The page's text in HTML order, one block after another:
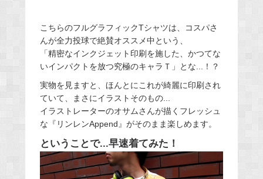
こちらのフルグラフィックTシャツは、コスパさ
んが全力投球で絶賛オススメ中という、
「精密なインクジェット印刷を施した、かつてな
いインパクトを放つ究極のキャラＴ」とな...！？
実物を見ますと、ほんとにこれが綺麗に印刷され
ていて、まさにイラストそのもの...
イラストレーターのオサムさんが描くフレッシュ
な『リンレンAppend』がそのまま楽しめます。
ということで...早速着てみた！